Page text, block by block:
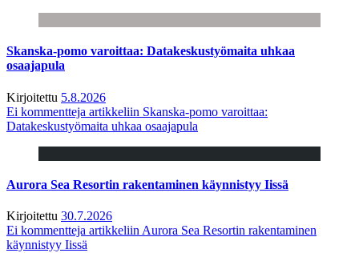
Skanska-pomo varoittaa: Datakeskustyömaita uhkaa
osaajapula
Kirjoitettu 5.8.2026
Ei kommentteja artikkeliin Skanska-pomo varoittaa:
Datakeskustyömaita uhkaa osaajapula
Aurora Sea Resortin rakentaminen käynnistyy Iissä
Kirjoitettu 30.7.2026
Ei kommentteja artikkeliin Aurora Sea Resortin rakentaminen
käynnistyy Iissä